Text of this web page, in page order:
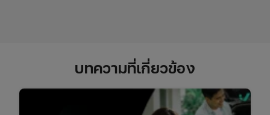
บทความที่เกี่ยวข้อง